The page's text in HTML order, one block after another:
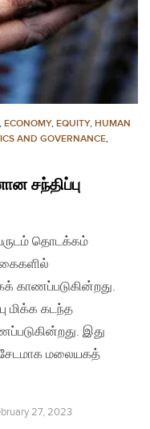
, ECONOMY, EQUITY, HUMAN
AND GOVERNANCE,
சந்திப்பு
வருடம் தொடக்கம்
காணப்படுகின்றது.
மிக்க கடந்த
இது
மலையகத்
27, 2023